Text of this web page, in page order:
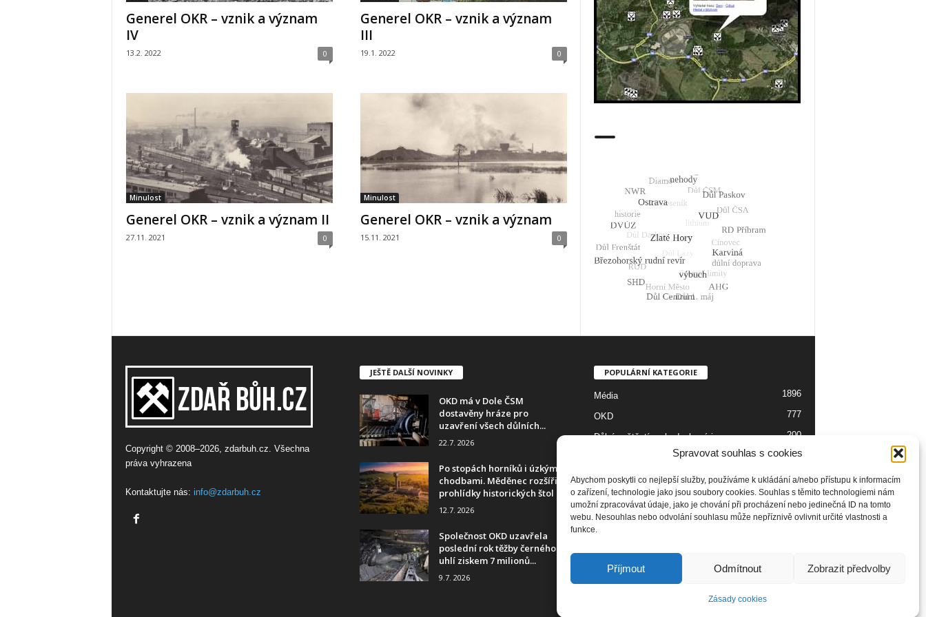
Spravovat souhlas s cookies
Abychom poskytli co nejlepší služby, používáme k ukládání a/nebo přístupu k informacím
o zařízení, technologie jako jsou soubory cookies. Souhlas s těmito technologiemi nám
umožní zpracovávat údaje, jako je chování při procházení nebo jedinečná ID na tomto
webu. Nesouhlas nebo odvolání souhlasu může nepříznivě ovlivnit určité vlastnosti a
funkce.
Příjmout Odmítnout Zobrazit předvolby
Zásady cookies
Generel OKR – vznik a význam
IV
13.2. 2022 0
Generel OKR – vznik a význam
III
19.1. 2022 0
Minulost
Generel OKR – vznik a význam II
27.11. 2021 0
Minulost
Generel OKR – vznik a význam
15.11. 2021 0
Copyright © 2008–2026, zdarbuh.cz. Všechna
práva vyhrazena
Kontaktujte nás: info@zdarbuh.cz
JEŠTĚ DALŠÍ NOVINKY
OKD má v Dole ČSM
dostavěny hráze pro
uzavření všech důlních...
22.7. 2026
Po stopách horníků i úzkými
chodbami. Měděnec rozšířil
prohlídky historických štol
12.7. 2026
Společnost OKD uzavřela
poslední rok těžby černého
uhlí ziskem 7 milionů...
9.7. 2026
POPULÁRNÍ KATEGORIE
Média 1896
OKD 777
Důlní neštěstí, nehody, havárie 200
139
Diamo 137
Historie 129
RD Jeseník 99